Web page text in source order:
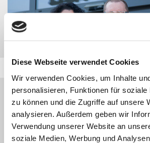
Diese Webseite verwendet Cookies
Wir verwenden Cookies, um Inhalte
personalisieren, Funktionen für soziale
zu können und die Zugriffe auf unsere
analysieren. Außerdem geben wir
Verwendung unserer Website an
soziale Medien, Werbung und
HINWEIS:
DAS GESUCHTE FAHRZEUG WURDE
VERKAUFT BZW. IST NICHT MEHR
FAHRZEUGDATENBANK